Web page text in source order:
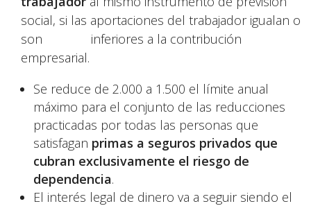
social, si las aportaciones del trabajador igualan o
son inferiores a la contribución
empresarial.
Se reduce de 2.000 a 1.500 el límite anual
máximo para el conjunto de las reducciones
practicadas por todas las personas que
satisfagan primas a seguros privados que
cubran exclusivamente el riesgo de
dependencia.
El interés legal de dinero va a seguir siendo el